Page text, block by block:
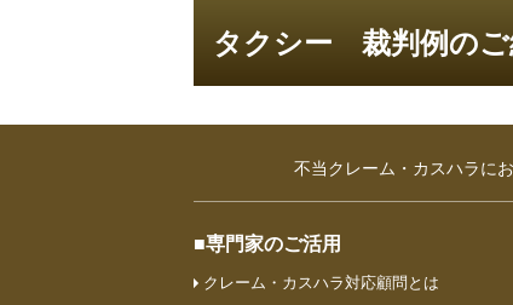
タクシー 裁判例の
不当クレーム・カスハラに
■専門家のご活用
クレーム・カスハラ対応顧問とは